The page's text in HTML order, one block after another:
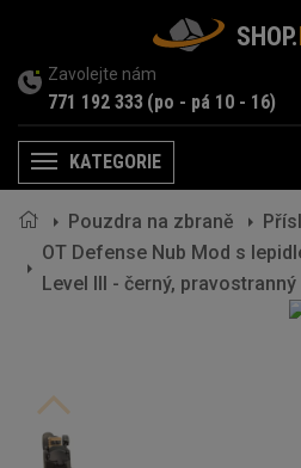
SHOP.
Zavolejte nám
771 192 333 (po - pá 10 - 16)
MenuKATEGORIE
Pouzdra na zbraně
OT Defense Nub Mod s
Level III - černý, pravostranný